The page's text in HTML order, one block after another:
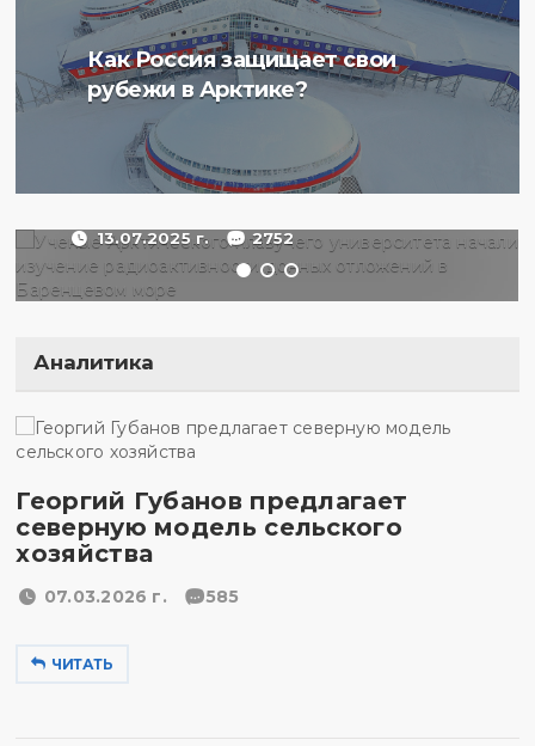
Как Россия защищает свои
рубежи в Арктике?
Ученые Арктического
плавучего университета
радиоактивности донных
отложений в Баренцевом
13.07.2025 г. 2752
Аналитика
Георгий Губанов предлагает
северную модель сельского
хозяйства
07.03.2026 г. 585
ЧИТАТЬ